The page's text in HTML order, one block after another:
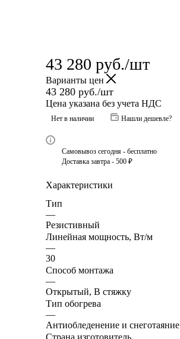
43 280 руб./шт
Варианты цен
43 280 руб./шт
Цена указана без учета НДС
Нет в наличии Нашли дешевле?
Самовывоз сегодня - бесплатно
Доставка завтра - 500 ₽
Характеристики
Тип
—
Резистивный
Линейная мощность, Вт/м
—
30
Способ монтажа
—
Открытый, В стяжку
Тип обогрева
—
Антиобледенение и снеготаяние
Страна изготовитель